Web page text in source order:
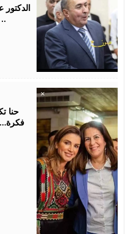
ومزيدا من التوفيق
الدكتور
حنا
فكرة…